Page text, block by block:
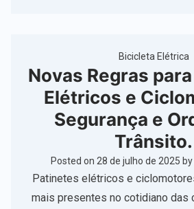
Bicicleta Elétrica
Novas Regras
Elétricos e
Segurança e
Trânsito.
Posted on 28 de julho de 2025 by
Patinetes elétricos e
mais presentes no cotidiano das